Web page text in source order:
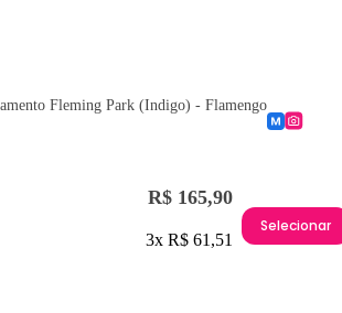
Fleming Park (Indigo) - Flamengo
R$ 165,90
3x R$ 61,51
Selecionar